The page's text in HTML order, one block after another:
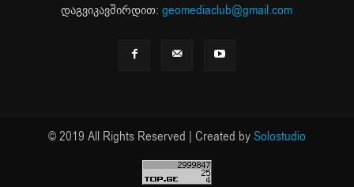
დაგვიკავშირდით:geomediaclub@gmail.com
© 2019 All Rights Reserved | Created bySolostudio